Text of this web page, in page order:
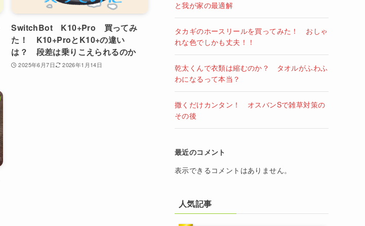
SwitchBot K10+Pro 買ってみ
た！ K10+ProとK10+の違い
は？ 段差は乗りこえられるのか
2025年6月7日 2026年1月14日
と我が家の最適解
タカギのホースリールを買ってみた！ おしゃ
れな色でしかも丈夫！！
乾太くんで衣類は縮むのか？ タオルがふわふ
わになるって本当？
撒くだけカンタン！ オスバンSで雑草対策の
その後
最近のコメント
表示できるコメントはありません。
人気記事